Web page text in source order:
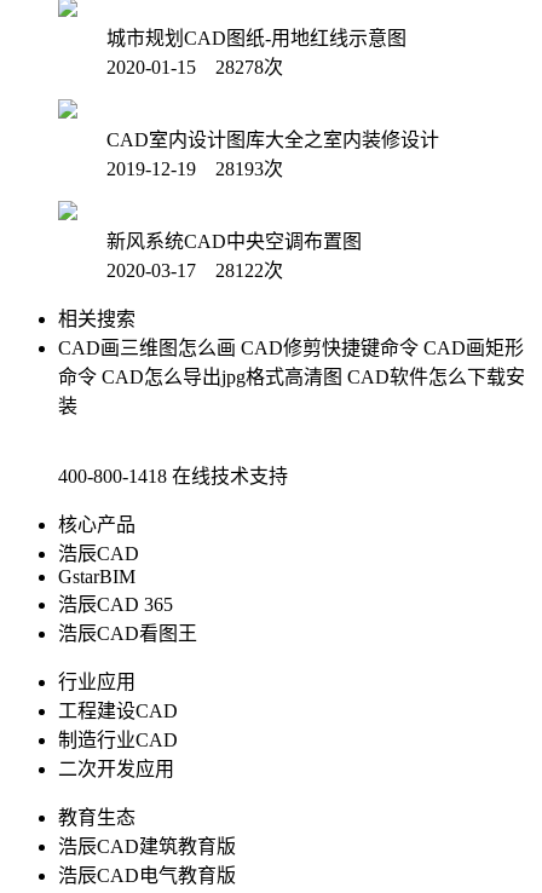
城市规划CAD图纸-用地红线示意图
2020-01-15 28278次
CAD室内设计图库大全之室内装修设计
2019-12-19 28193次
新风系统CAD中央空调布置图
2020-03-17 28122次
相关搜索
CAD画三维图怎么画 CAD修剪快捷键命令 CAD画矩形
命令 CAD怎么导出jpg格式高清图 CAD软件怎么下载安
装
400-800-1418 在线技术支持
核心产品
浩辰CAD
GstarBIM
浩辰CAD 365
浩辰CAD看图王
行业应用
工程建设CAD
制造行业CAD
二次开发应用
教育生态
浩辰CAD建筑教育版
浩辰CAD电气教育版